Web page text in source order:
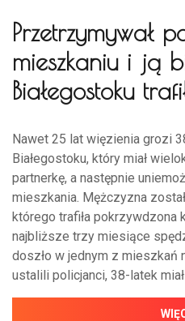
Przetrzymywał
mieszkaniu i ją
Białegostoku
Nawet 25 lat więzienia grozi
Białegostoku, który miał
partnerkę, a następnie
mieszkania. Mężczyzna
którego trafiła pokrzywdzona
najbliższe trzy miesiące
doszło w jednym z mieszkań
ustalili policjanci, 38-latek